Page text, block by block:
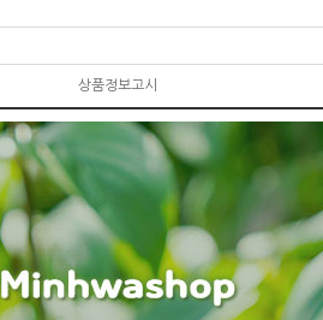
상품정보고시